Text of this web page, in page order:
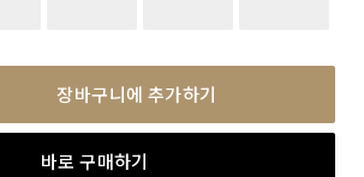
장바구니에 추가하기
바로 구매하기